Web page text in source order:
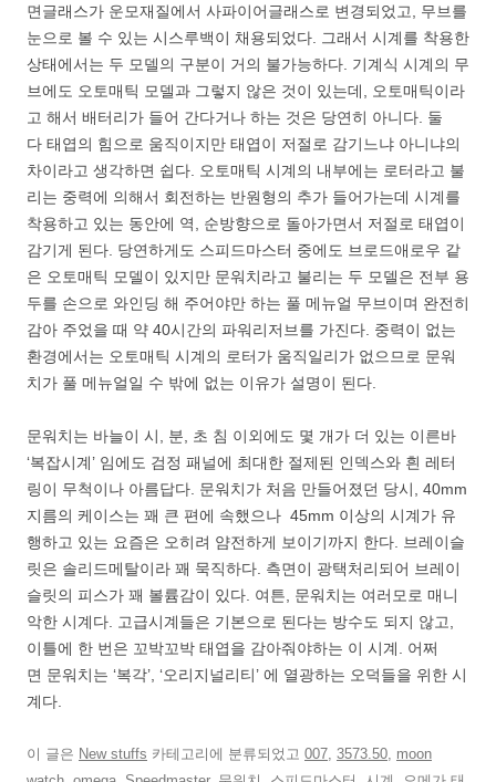
면글래스가 운모재질에서 사파이어글래스로 변경되었고, 무브를
눈으로 볼 수 있는 시스루백이 채용되었다. 그래서 시계를 착용한
상태에서는 두 모델의 구분이 거의 불가능하다. 기계식 시계의 무
브에도 오토매틱 모델과 그렇지 않은 것이 있는데, 오토매틱이라
고 해서 배터리가 들어 간다거나 하는 것은 당연히 아니다. 둘
다 태엽의 힘으로 움직이지만 태엽이 저절로 감기느냐 아니냐의
차이라고 생각하면 쉽다. 오토매틱 시계의 내부에는 로터라고 불
리는 중력에 의해서 회전하는 반원형의 추가 들어가는데 시계를
착용하고 있는 동안에 역, 순방향으로 돌아가면서 저절로 태엽이
감기게 된다. 당연하게도 스피드마스터 중에도 브로드애로우 같
은 오토매틱 모델이 있지만 문워치라고 불리는 두 모델은 전부 용
두를 손으로 와인딩 해 주어야만 하는 풀 메뉴얼 무브이며 완전히
감아 주었을 때 약 40시간의 파워리저브를 가진다. 중력이 없는
환경에서는 오토매틱 시계의 로터가 움직일리가 없으므로 문워
치가 풀 메뉴얼일 수 밖에 없는 이유가 설명이 된다.
문워치는 바늘이 시, 분, 초 침 이외에도 몇 개가 더 있는 이른바
‘복잡시계’ 임에도 검정 패널에 최대한 절제된 인덱스와 흰 레터
링이 무척이나 아름답다. 문워치가 처음 만들어졌던 당시, 40mm
지름의 케이스는 꽤 큰 편에 속했으나 45mm 이상의 시계가 유
행하고 있는 요즘은 오히려 얌전하게 보이기까지 한다. 브레이슬
릿은 솔리드메탈이라 꽤 묵직하다. 측면이 광택처리되어 브레이
슬릿의 피스가 꽤 볼륨감이 있다. 여튼, 문워치는 여러모로 매니
악한 시계다. 고급시계들은 기본으로 된다는 방수도 되지 않고,
이틀에 한 번은 꼬박꼬박 태엽을 감아줘야하는 이 시계. 어쩌
면 문워치는 ‘복각’, ‘오리지널리티’ 에 열광하는 오덕들을 위한 시
계다.
이 글은 New stuffs 카테고리에 분류되었고 007, 3573.50, moon